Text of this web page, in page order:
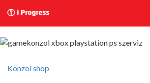
Konzol shop